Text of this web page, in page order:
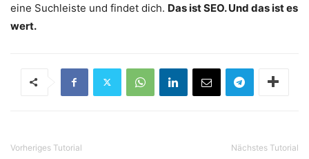
eine Suchleiste und findet dich. Das ist SEO. Und das ist es
wert.
Vorheriges Tutorial Nächstes Tutorial